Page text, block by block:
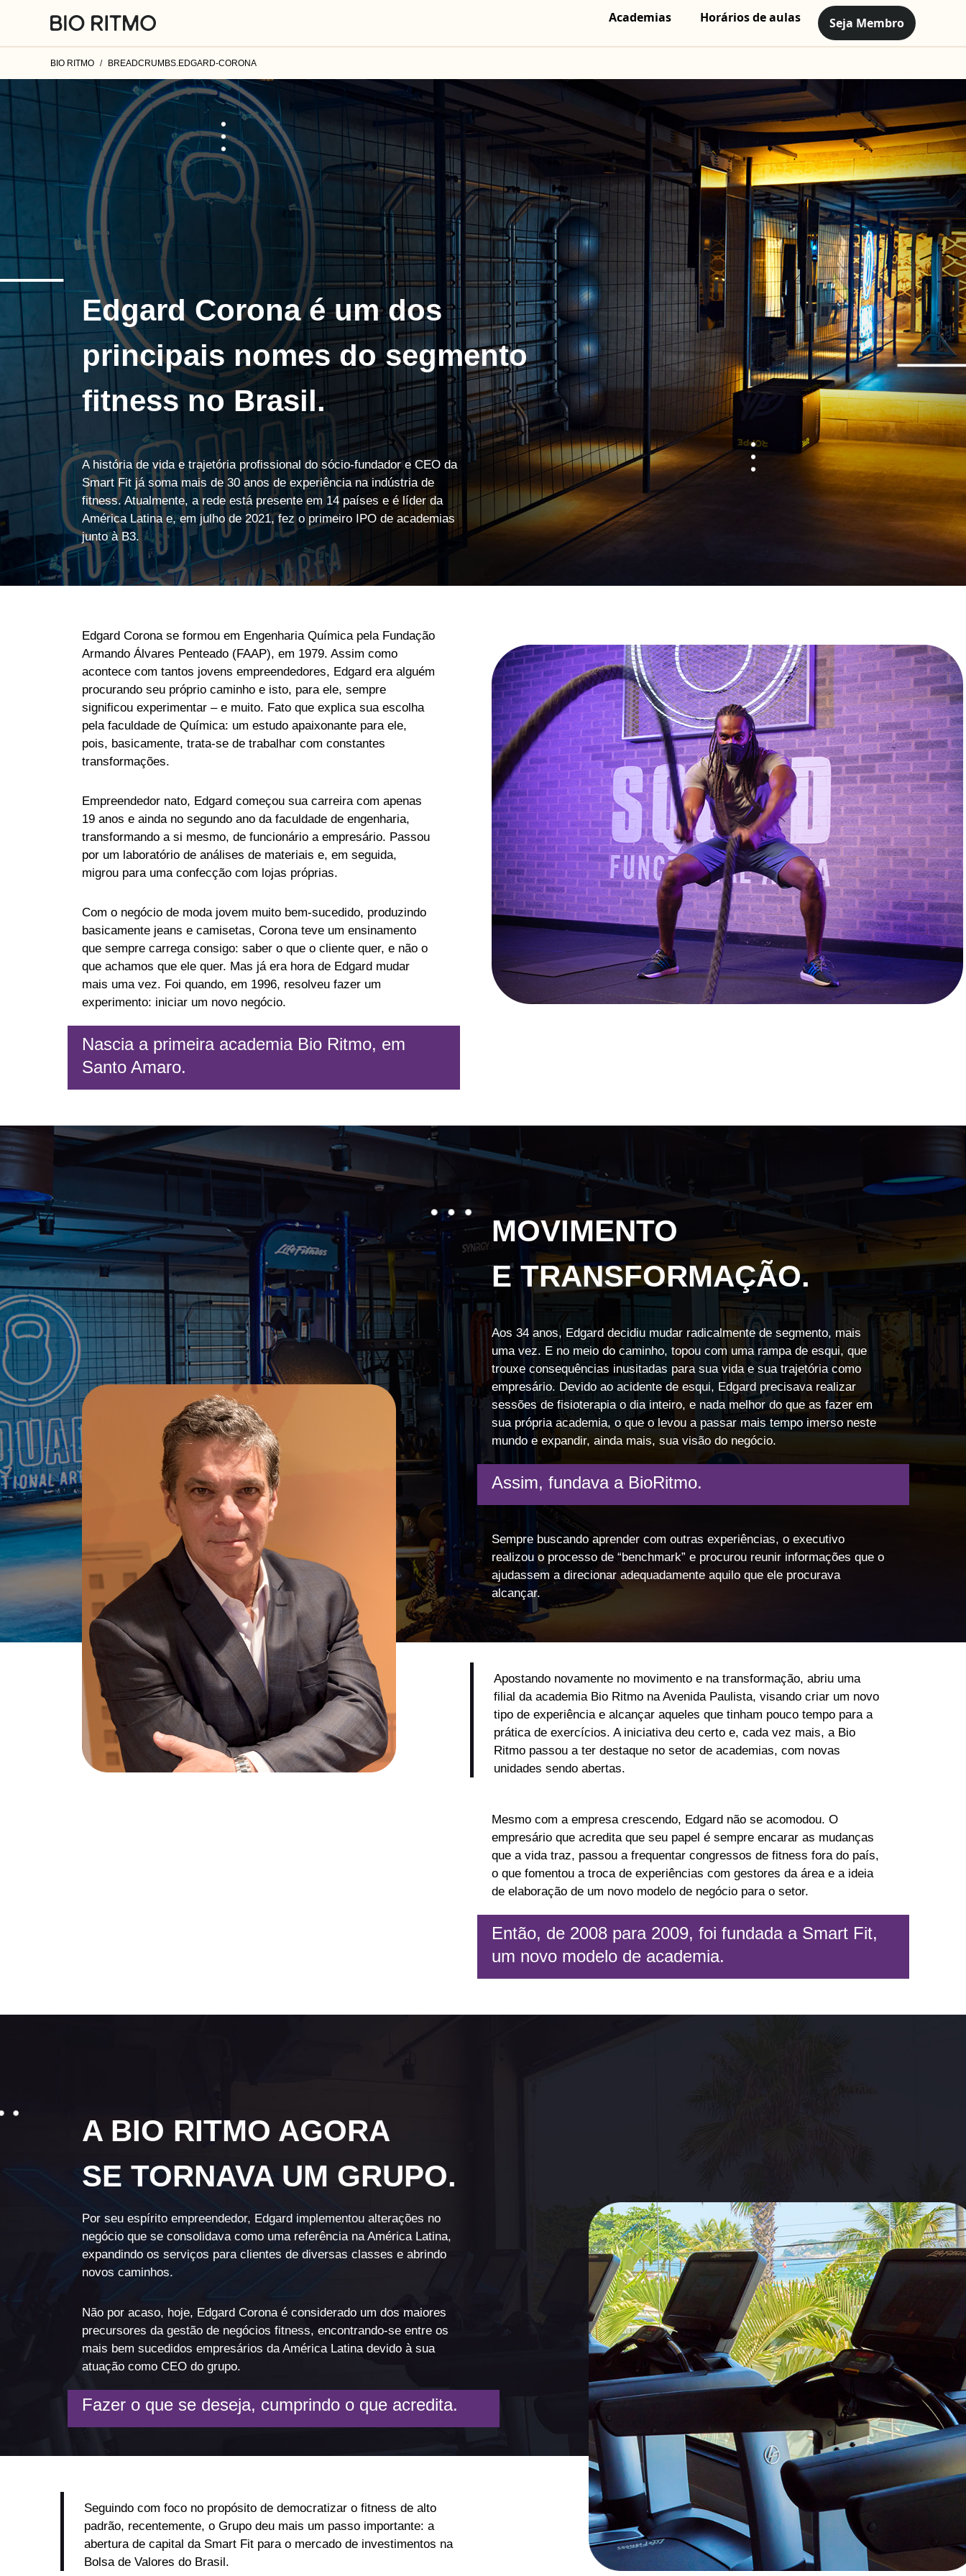
Academias Horários de aulas Seja Membro
BIO RITMO BREADCRUMBS.EDGARD-CORONA
Edgard Corona é um dos
principais nomes do segmento
fitness no Brasil.
A história de vida e trajetória profissional do sócio-fundador e CEO da
Smart Fit já soma mais de 30 anos de experiência na indústria de
fitness. Atualmente, a rede está presente em 14 países e é líder da
América Latina e, em julho de 2021, fez o primeiro IPO de academias
junto à B3.
Edgard Corona se formou em Engenharia Química pela Fundação
Armando Álvares Penteado (FAAP), em 1979. Assim como
acontece com tantos jovens empreendedores, Edgard era alguém
procurando seu próprio caminho e isto, para ele, sempre
significou experimentar – e muito. Fato que explica sua escolha
pela faculdade de Química: um estudo apaixonante para ele,
pois, basicamente, trata-se de trabalhar com constantes
transformações.
Empreendedor nato, Edgard começou sua carreira com apenas
19 anos e ainda no segundo ano da faculdade de engenharia,
transformando a si mesmo, de funcionário a empresário. Passou
por um laboratório de análises de materiais e, em seguida,
migrou para uma confecção com lojas próprias.
Com o negócio de moda jovem muito bem-sucedido, produzindo
basicamente jeans e camisetas, Corona teve um ensinamento
que sempre carrega consigo: saber o que o cliente quer, e não o
que achamos que ele quer. Mas já era hora de Edgard mudar
mais uma vez. Foi quando, em 1996, resolveu fazer um
experimento: iniciar um novo negócio.
Nascia a primeira academia Bio Ritmo, em
Santo Amaro.
MOVIMENTO
E TRANSFORMAÇÃO.
Aos 34 anos, Edgard decidiu mudar radicalmente de segmento, mais
uma vez. E no meio do caminho, topou com uma rampa de esqui, que
trouxe consequências inusitadas para sua vida e sua trajetória como
empresário. Devido ao acidente de esqui, Edgard precisava realizar
sessões de fisioterapia o dia inteiro, e nada melhor do que as fazer em
sua própria academia, o que o levou a passar mais tempo imerso neste
mundo e expandir, ainda mais, sua visão do negócio.
Assim, fundava a BioRitmo.
Sempre buscando aprender com outras experiências, o executivo
realizou o processo de “benchmark” e procurou reunir informações que o
ajudassem a direcionar adequadamente aquilo que ele procurava
alcançar.
Apostando novamente no movimento e na transformação, abriu uma
filial da academia Bio Ritmo na Avenida Paulista, visando criar um novo
tipo de experiência e alcançar aqueles que tinham pouco tempo para a
prática de exercícios. A iniciativa deu certo e, cada vez mais, a Bio
Ritmo passou a ter destaque no setor de academias, com novas
unidades sendo abertas.
Mesmo com a empresa crescendo, Edgard não se acomodou. O
empresário que acredita que seu papel é sempre encarar as mudanças
que a vida traz, passou a frequentar congressos de fitness fora do país,
o que fomentou a troca de experiências com gestores da área e a ideia
de elaboração de um novo modelo de negócio para o setor.
Então, de 2008 para 2009, foi fundada a Smart Fit,
um novo modelo de academia.
A BIO RITMO AGORA
SE TORNAVA UM GRUPO.
Por seu espírito empreendedor, Edgard implementou alterações no
negócio que se consolidava como uma referência na América Latina,
expandindo os serviços para clientes de diversas classes e abrindo
novos caminhos.
Não por acaso, hoje, Edgard Corona é considerado um dos maiores
precursores da gestão de negócios fitness, encontrando-se entre os
mais bem sucedidos empresários da América Latina devido à sua
atuação como CEO do grupo.
Fazer o que se deseja, cumprindo o que acredita.
Seguindo com foco no propósito de democratizar o fitness de alto
padrão, recentemente, o Grupo deu mais um passo importante: a
abertura de capital da Smart Fit para o mercado de investimentos na
Bolsa de Valores do Brasil.